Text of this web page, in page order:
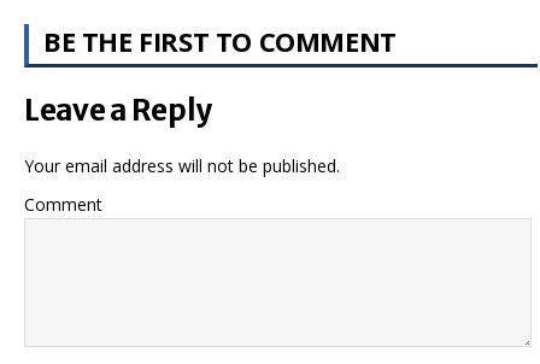
BE THE FIRST TO COMMENT
Leave a Reply
Your email address will not be published.
Comment